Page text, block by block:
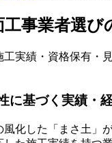
工事業者選び
実績・資格保有・
に基づく実績・
風化した「まさ土」